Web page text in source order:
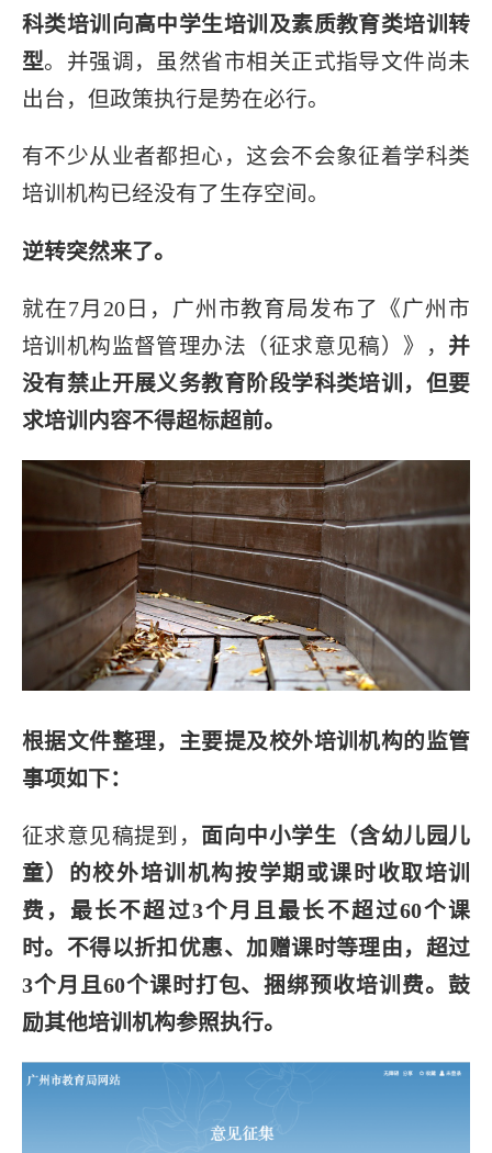
科类培训向高中学生培训及素质教育类培训转
型。并强调，虽然省市相关正式指导文件尚未
出台，但政策执行是势在必行。
有不少从业者都担心，这会不会象征着学科类
培训机构已经没有了生存空间。
逆转突然来了。
就在7月20日，广州市教育局发布了《广州市
培训机构监督管理办法（征求意见稿）》， 并
没有禁止开展义务教育阶段学科类培训，但要
求培训内容不得超标超前。
根据文件整理，主要提及校外培训机构的监管
事项如下：
征求意见稿提到， 面向中小学生（含幼儿园儿
童）的校外培训机构按学期或课时收取培训
费，最长不超过3个月且最长不超过60个课
时。不得以折扣优惠、加赠课时等理由，超过
3个月且60个课时打包、捆绑预收培训费。鼓
励其他培训机构参照执行。